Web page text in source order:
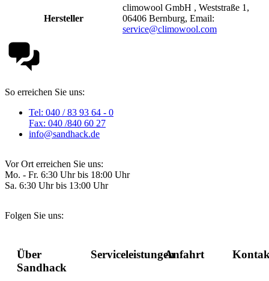
Hersteller
climowool GmbH , Weststraße 1,
06406 Bernburg, Email:
service@climowool.com
So erreichen Sie uns:
Tel: 040 / 83 93 64 - 0
Fax: 040 /840 60 27
info@sandhack.de
Vor Ort erreichen Sie uns:
Mo. - Fr. 6:30 Uhr bis 18:00 Uhr
Sa. 6:30 Uhr bis 13:00 Uhr
Folgen Sie uns:
Über
Sandhack
ServiceleistungenAnfahrt